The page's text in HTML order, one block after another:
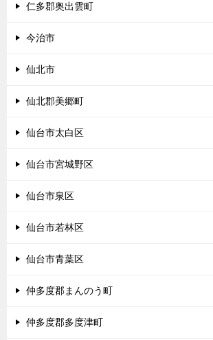
仁多郡奥出雲町
今治市
仙北市
仙北郡美郷町
仙台市太白区
仙台市宮城野区
仙台市泉区
仙台市若林区
仙台市青葉区
仲多度郡まんのう町
仲多度郡多度津町